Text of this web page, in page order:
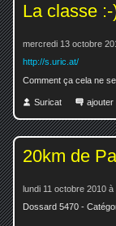
La classe
mercredi 13 octobre
http://s.uric.at/
Comment ça cela ne
Suricat ajouter
20km de
lundi 11 octobre 2010 à
Dossard 5470 -